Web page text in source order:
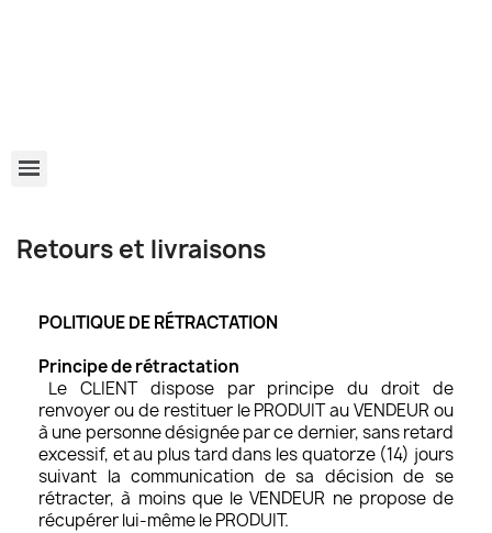
Retours et livraisons
POLITIQUE DE RÉTRACTATION
Principe de rétractation
Le CLIENT dispose par principe du droit de
renvoyer ou de restituer le PRODUIT au VENDEUR ou
à une personne désignée par ce dernier, sans retard
excessif, et au plus tard dans les quatorze (14) jours
suivant la communication de sa décision de se
rétracter, à moins que le VENDEUR ne propose de
récupérer lui-même le PRODUIT.